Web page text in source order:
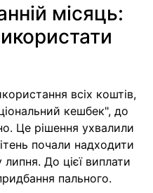
місяць:
всіх коштів,
кешбек", до
Це рішення ухвалили
почали надходити
До цієї виплати
пального.